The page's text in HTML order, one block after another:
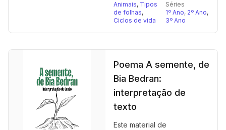
Animais, Tipos
de folhas,
Ciclos de vida
Séries
1º Ano, 2º Ano,
3º Ano
Poema A semente, de
Bia Bedran:
interpretação de
texto
Este material de